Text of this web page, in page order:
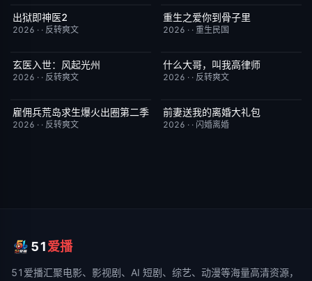
已完结
出狱即神医2
2026 · · 反转爽文
已完结
重生之爱你到骨子里
2026 · · 重生民国
已完结
玄医入世：风起光州
2026 · · 反转爽文
已完结
什么大哥，叫我高律师
2026 · · 反转爽文
已完结 6.0
雇佣兵荒岛求生爆火出圈第二季
2026 · · 反转爽文
已完结
前妻送我的离婚大礼包
2026 · · 闪婚离婚
51爱播
51爱播汇聚电影、影视剧、AI 短剧、综艺、动漫等海量高清资源，